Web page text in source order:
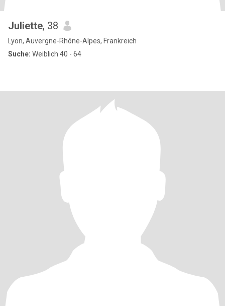
Juliette, 38
Lyon, Auvergne-Rhône-Alpes, Frankreich
Suche: Weiblich 40 - 64